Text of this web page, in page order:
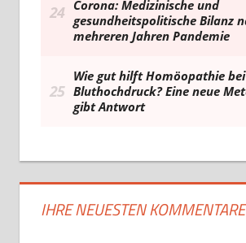
IHRE NEUESTEN KOMMENTARE